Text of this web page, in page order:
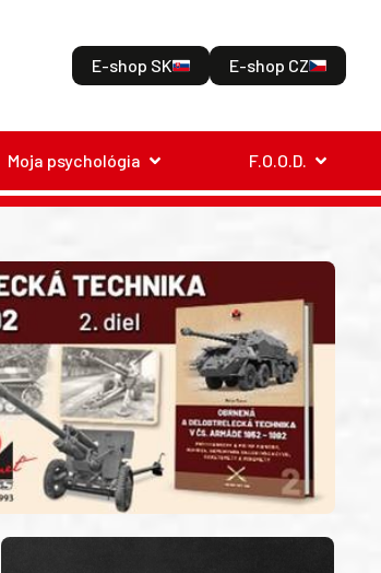
E-shop SK E-shop CZ
Moja psychológia F.O.O.D.